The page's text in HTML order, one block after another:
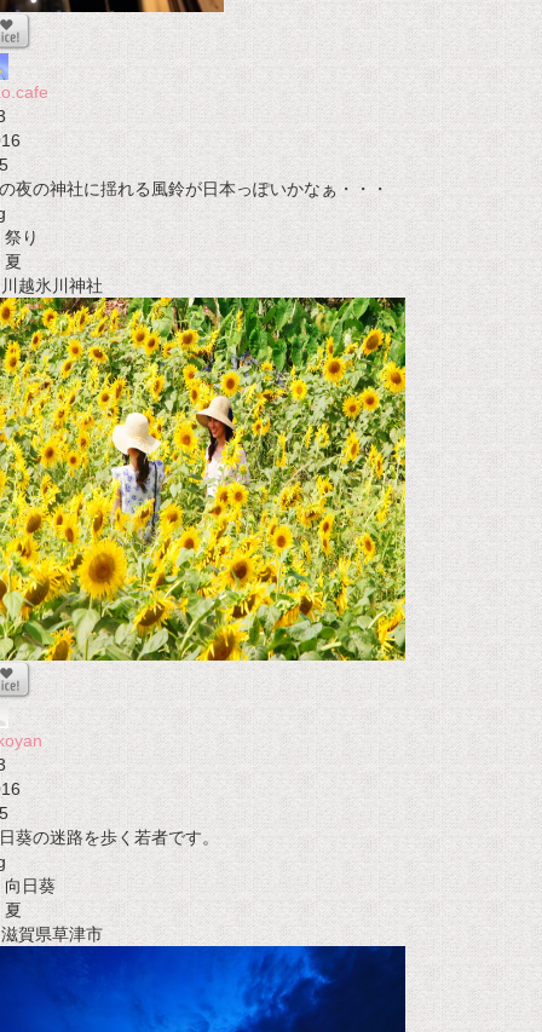
5
夜の神社に揺れる風鈴が日本っぽいかなぁ・・・
祭り
夏
越氷川神社
5
葵の迷路を歩く若者です。
向日葵
夏
賀県草津市